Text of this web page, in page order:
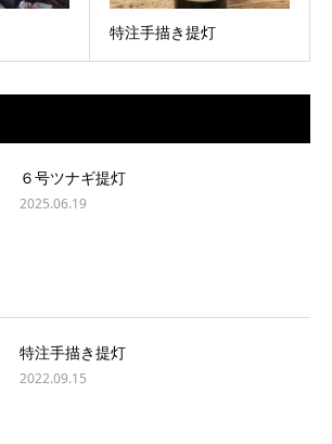
特注手描き提灯
６号ツナギ提灯
2025.06.19
特注手描き提灯
2022.09.15